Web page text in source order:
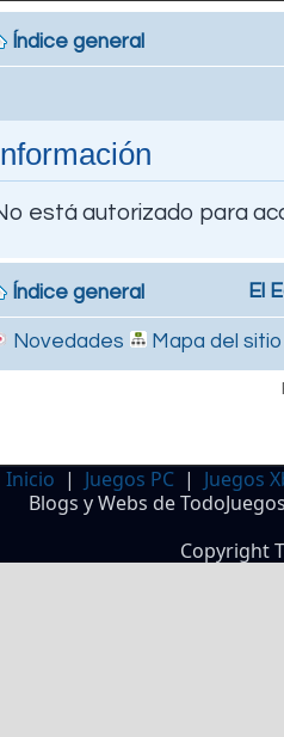
Índice general
está autorizado para
Índice general El
Novedades Mapa del sitio
Inicio | Juegos PC | Juegos
Blogs y Webs de
Copyright